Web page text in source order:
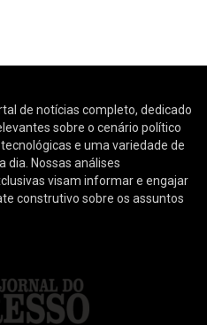
de notícias completo, dedicado
sobre o cenário político
e uma variedade de
dia. Nossas análises
visam informar e engajar
construtivo sobre os assuntos